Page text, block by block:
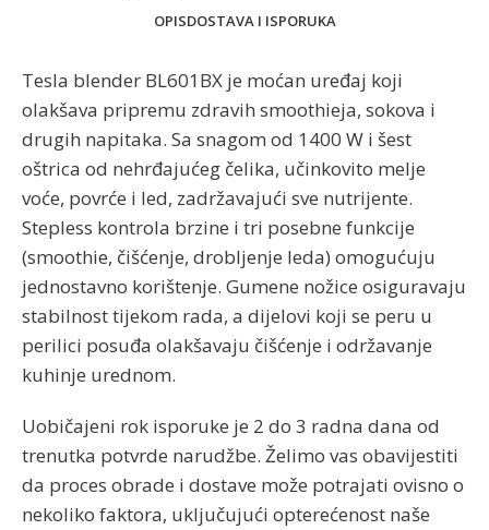
OPISDOSTAVA I ISPORUKA
Tesla blender BL601BX je moćan uređaj koji
olakšava pripremu zdravih smoothieja, sokova i
drugih napitaka. Sa snagom od 1400 W i šest
oštrica od nehrđajućeg čelika, učinkovito melje
voće, povrće i led, zadržavajući sve nutrijente.
Stepless kontrola brzine i tri posebne funkcije
(smoothie, čišćenje, drobljenje leda) omogućuju
jednostavno korištenje. Gumene nožice osiguravaju
stabilnost tijekom rada, a dijelovi koji se peru u
perilici posuđa olakšavaju čišćenje i održavanje
kuhinje urednom.
Uobičajeni rok isporuke je 2 do 3 radna dana od
trenutka potvrde narudžbe. Želimo vas obavijestiti
da proces obrade i dostave može potrajati ovisno o
nekoliko faktora, uključujući opterećenost naše